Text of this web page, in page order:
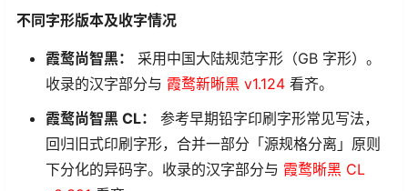
不同字形版本及收字情况
霞鹜尚智黑：
采用中国大陆规范字形（GB 字形）。
收录的汉字部分与 霞鹜新晰黑 v1.124 看齐。
霞鹜尚智黑 CL：
参考早期铅字印刷字形常见写法，
回归旧式印刷字形，合并一部分「源规格分离」原则
下分化的异码字。收录的汉字部分与 霞鹜晰黑 CL